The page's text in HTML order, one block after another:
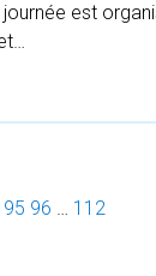
est
95 96 … 112